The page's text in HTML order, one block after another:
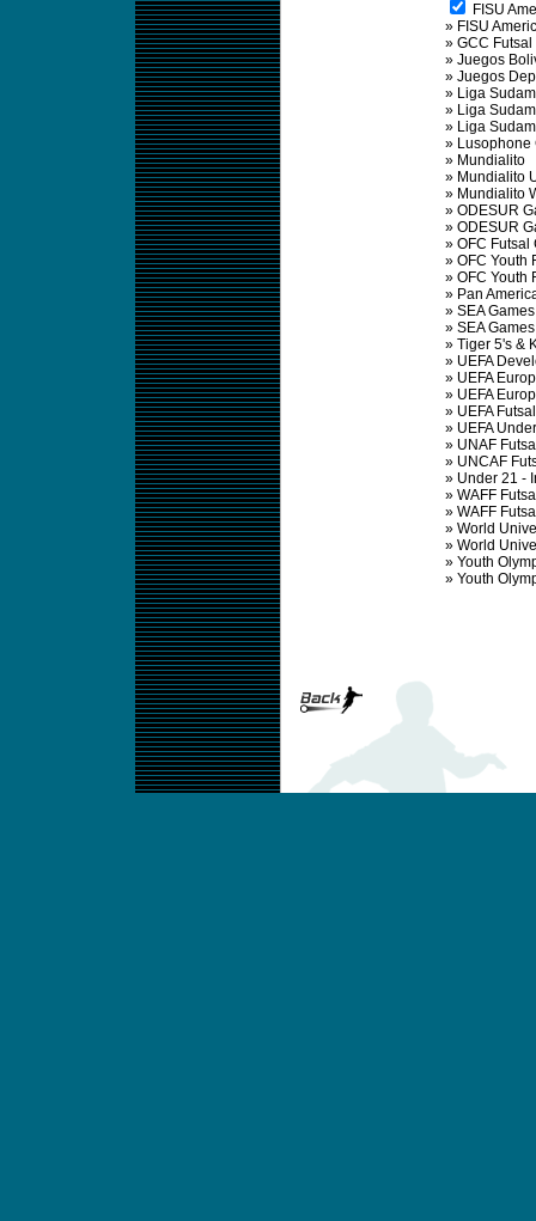
FISU
» FISU
» GCC
» Juegos
» Juegos
» Liga
» Liga
» Liga
» Lusophone
» Mundialito
» Mundialito
» Mundialito
» ODESUR
» ODESUR
» OFC Futsal
» OFC Youth
» OFC Youth
» Pan
» SEA
» SEA
» Tiger 5's &
» UEFA
» UEFA
» UEFA
» UEFA
» UEFA
» UNAF
» UNCAF
» Under 21 -
» WAFF
» WAFF
» World
» World
» Youth
» Youth